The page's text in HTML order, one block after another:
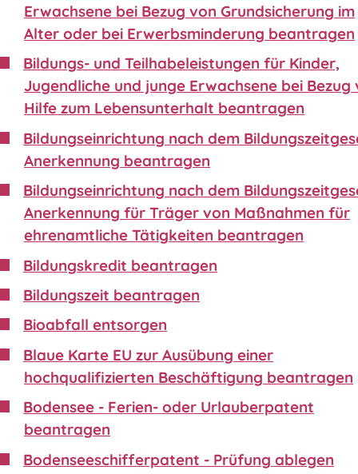
Erwachsene bei Bezug von Grundsicherung im
Alter oder bei Erwerbsminderung beantragen
Bildungs- und Teilhabeleistungen für Kinder,
Jugendliche und junge Erwachsene bei Bezug
Hilfe zum Lebensunterhalt beantragen
Bildungseinrichtung nach dem
Anerkennung beantragen
Bildungseinrichtung nach dem
Anerkennung für Träger von Maßnahmen für
ehrenamtliche Tätigkeiten beantragen
Bildungskredit beantragen
Bildungszeit beantragen
Bioabfall entsorgen
Blaue Karte EU zur Ausübung einer
hochqualifizierten Beschäftigung beantragen
Bodensee - Ferien- oder Urlauberpatent
beantragen
Bodenseeschifferpatent - Prüfung ablegen